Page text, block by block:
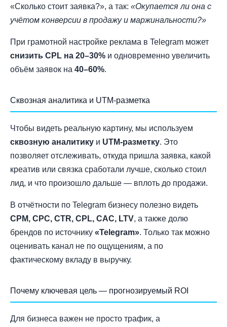
«Сколько стоит заявка?», а так: «Окупается ли она с
учётом конверсии в продажу и маржинальности?»
При грамотной настройке реклама в Telegram может
снизить CPL на 20–30% и одновременно увеличить
объём заявок на 40–60%.
Сквозная аналитика и UTM-разметка
Чтобы видеть реальную картину, мы используем
сквозную аналитику и UTM-разметку. Это
позволяет отслеживать, откуда пришла заявка, какой
креатив или связка сработали лучше, сколько стоил
лид, и что произошло дальше — вплоть до продажи.
В отчётности по Telegram бизнесу полезно видеть
CPM, CPC, CTR, CPL, CAC, LTV, а также долю
брендов по источнику «Telegram». Только так можно
оценивать канал не по ощущениям, а по
фактическому вкладу в выручку.
Почему ключевая цель — прогнозируемый ROI
Для бизнеса важен не просто трафик, а